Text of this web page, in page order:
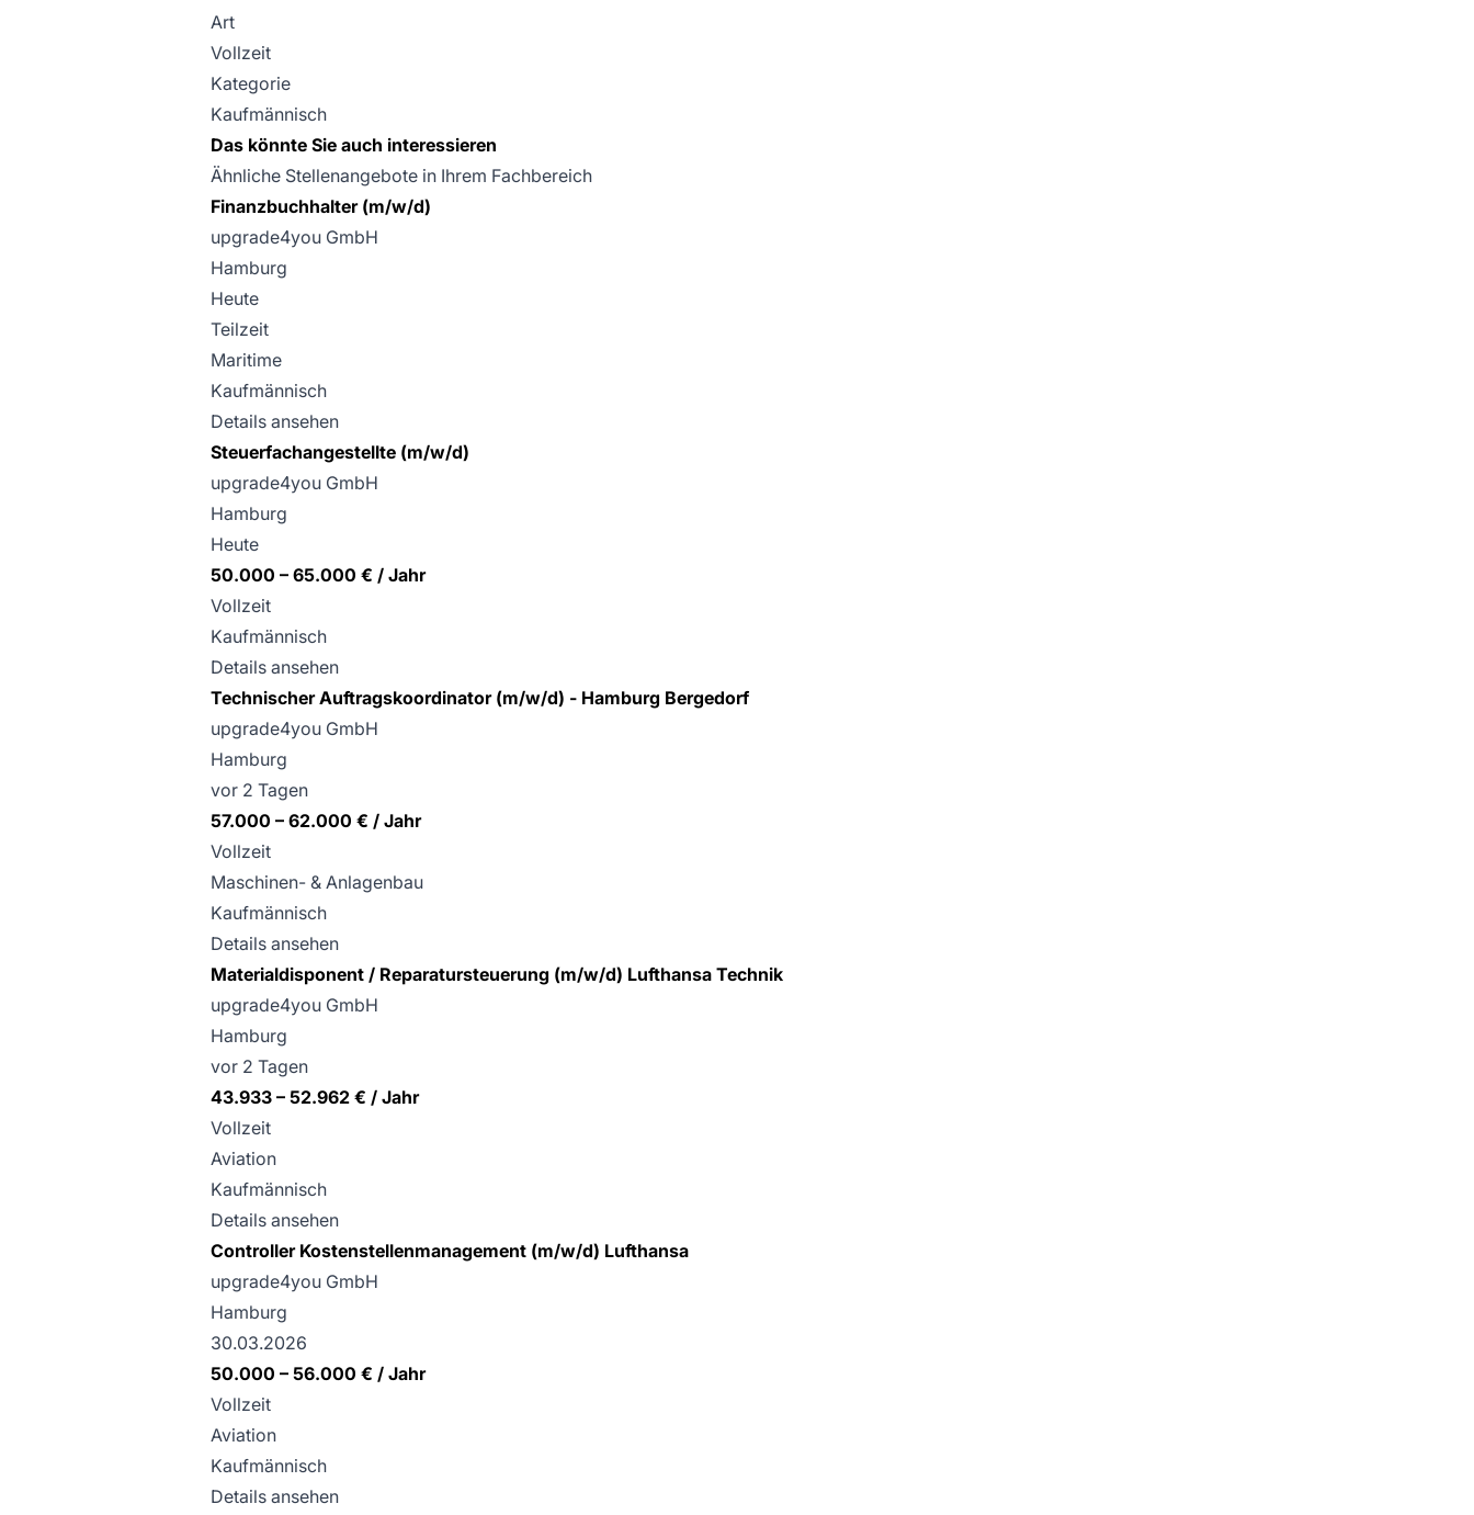
Art
Vollzeit
Kategorie
Kaufmännisch
Das könnte Sie auch interessieren
Ähnliche Stellenangebote in Ihrem Fachbereich
Finanzbuchhalter (m/w/d)
upgrade4you GmbH
Hamburg
Heute
Teilzeit
Maritime
Kaufmännisch
Details ansehen
Steuerfachangestellte (m/w/d)
upgrade4you GmbH
Hamburg
Heute
50.000 – 65.000 € / Jahr
Vollzeit
Kaufmännisch
Details ansehen
Technischer Auftragskoordinator (m/w/d) - Hamburg Bergedorf
upgrade4you GmbH
Hamburg
vor 2 Tagen
57.000 – 62.000 € / Jahr
Vollzeit
Maschinen- & Anlagenbau
Kaufmännisch
Details ansehen
Materialdisponent / Reparatursteuerung (m/w/d) Lufthansa Technik
upgrade4you GmbH
Hamburg
vor 2 Tagen
43.933 – 52.962 € / Jahr
Vollzeit
Aviation
Kaufmännisch
Details ansehen
Controller Kostenstellenmanagement (m/w/d) Lufthansa
upgrade4you GmbH
Hamburg
30.03.2026
50.000 – 56.000 € / Jahr
Vollzeit
Aviation
Kaufmännisch
Details ansehen